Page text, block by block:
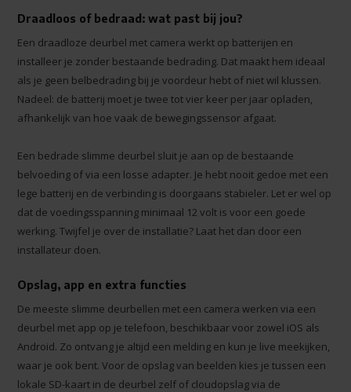
Draadloos of bedraad: wat past bij jou?
Een draadloze deurbel met camera werkt op batterijen en
installeer je zonder bestaande bedrading. Dat maakt hem ideaal
als je geen belbedrading bij je voordeur hebt of niet wil klussen.
Nadeel: de batterij moet je twee tot vier keer per jaar opladen,
afhankelijk van hoe vaak de bewegingssensor afgaat.
Een bedrade slimme deurbel sluit je aan op de bestaande
belvoeding of via een losse adapter. Je hebt nooit gedoe met een
lege batterij en de verbinding is doorgaans stabieler. Let er wel op
dat de voedingsspanning minimaal 12 volt is voor een goede
werking. Twijfel je over de installatie? Laat het dan door een
installateur doen.
Opslag, app en extra functies
De meeste slimme deurbellen met een camera werken via een
deurbel met app op je telefoon, beschikbaar voor zowel iOS als
Android. Zo ontvang je altijd een melding en kun je live meekijken,
waar je ook bent. Voor de opslag van beelden kies je tussen een
lokale SD-kaart in de deurbel zelf of cloudopslag via de